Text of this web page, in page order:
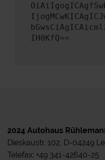
IH0KfQ==
2024 Autohaus
Dieskaustr. 102, D-04249
Telefax: +49 341-42640-25